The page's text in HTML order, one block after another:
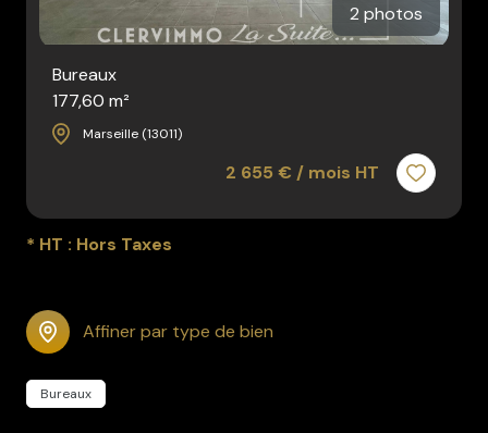
2 photos
Bureaux
177,60 m²
Marseille (13011)
2 655 € / mois HT
* HT : Hors Taxes
Affiner par type de bien
Bureaux